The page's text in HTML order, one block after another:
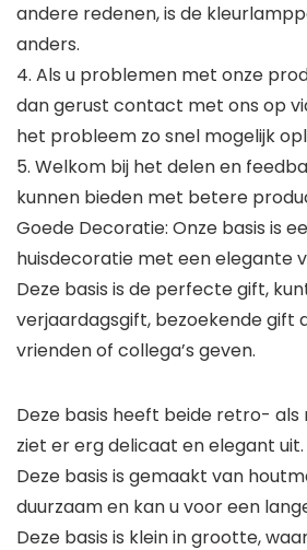
andere redenen, is de
anders.
4. Als u problemen met onze
dan gerust contact met ons op
het probleem zo snel mogelijk
5. Welkom bij het delen en
kunnen bieden met betere
Goede Decoratie: Onze basis is
huisdecoratie met een elegante
Deze basis is de perfecte gift,
verjaardagsgift, bezoekende gift
vrienden of collega’s geven.
Deze basis heeft beide retro- als
ziet er erg delicaat en elegant uit.
Deze basis is gemaakt van
duurzaam en kan u voor een
Deze basis is klein in grootte,